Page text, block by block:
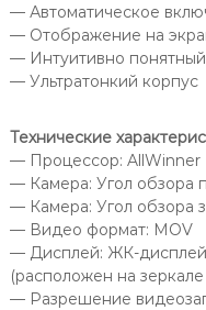
— Автоматическое
— Отображение на
— Интуитивно
— Ультратонкий корпус
Технические
— Процессор: AllWinner
— Камера: Угол обзора
— Камера: Угол обзора
— Видео формат: MOV
— Дисплей: ЖК-дисплей
(расположен на зеркале
— Разрешение